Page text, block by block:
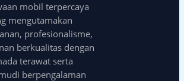
mobil terpercaya
mengutamakan
profesionalisme,
berkualitas dengan
terawat serta
berpengalaman